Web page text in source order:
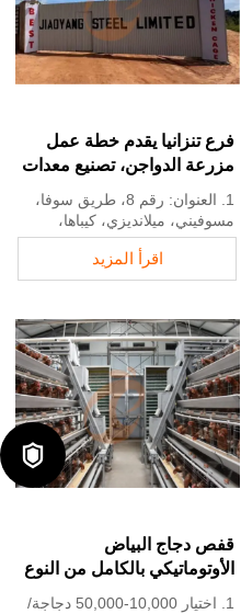
المعايير الأوروبية
5. استقبال عبر الإنترنت على مدار
24 ساعة رقم الواتساب:
+8618830120193
فرع تنزانيا يقدم خطة عمل
مزرعة الدواجن، تصنيع معدات
مزرعة الدواجن
1. العنوان: رقم 8، طريق سوفا،
مسوفيني، ميلانديزي، كيباها،
بواني، تنزانيا
2. مصنع أقفاص الدواجن ومعدات
مزارع الدواجن والمخزون
3. مخصص لمزارع الدواجن
التنزانية
4. الجودة والتصميم تعتمد على
المعايير الأوروبية
5. الاستقبال عبر الإنترنت 24
ساعة رقم واتساب:
+8618830120193
اقرأ المزيد
قفص دجاج البياض
الأوتوماتيكي بالكامل من النوع
1. اختيار 10,000-50,000 دجاجة/
